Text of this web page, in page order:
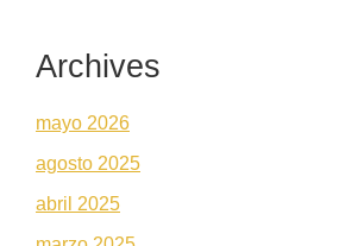
Archives
mayo 2026
agosto 2025
abril 2025